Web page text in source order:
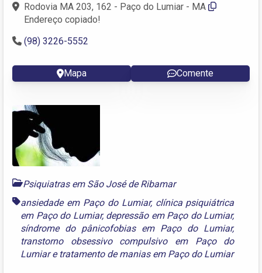
Rodovia MA 203, 162 - Paço do Lumiar - MA
Endereço copiado!
(98) 3226-5552
Mapa Comente
Psiquiatras em São José de Ribamar
ansiedade em Paço do Lumiar, clínica psiquiátrica
em Paço do Lumiar, depressão em Paço do Lumiar,
síndrome do pânicofobias em Paço do Lumiar,
transtorno obsessivo compulsivo em Paço do
Lumiare tratamento de manias em Paço do Lumiar